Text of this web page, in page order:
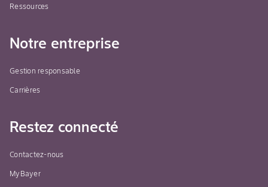
Ressources
Notre entreprise
Gestion responsable
Carrières
Restez connecté
Contactez-nous
MyBayer